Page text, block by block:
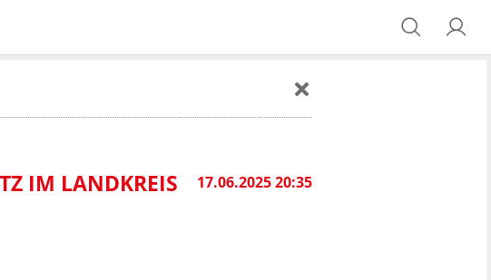
17.06.2025 20:35
IM LANDKREIS S